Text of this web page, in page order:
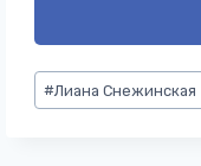
Метки
записи:
#Лиана Снежинская